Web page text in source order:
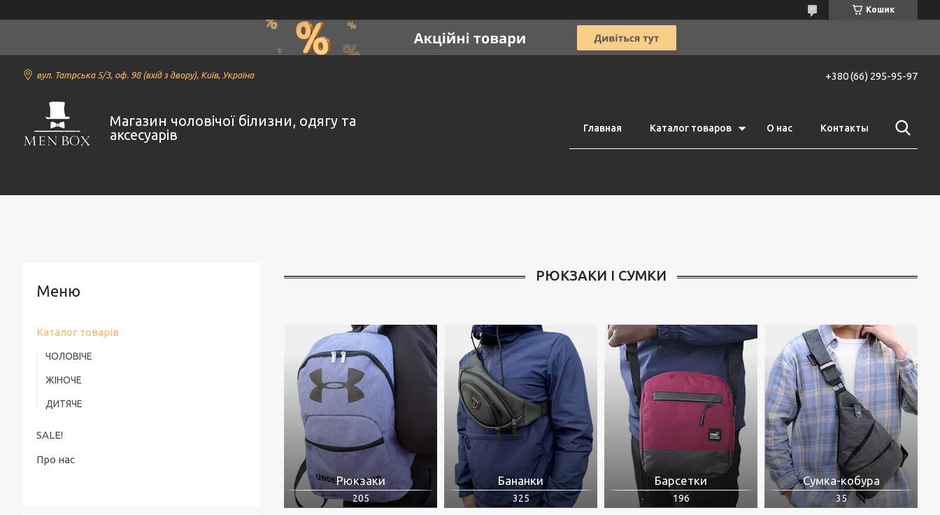
Кошик
вул. Татрська 5/3, оф. 98 (вхід з двору), Київ, Україна +380 (66) 295-95-97
Магазин чоловічої білизни, одягу та
аксесуарів
Главная Каталог товаров О нас Контакты
РЮКЗАКИ І СУМКИ
Рюкзаки
205
Бананки
325
Барсетки
196
Сумка-кобура
35
Каталог товарів
ЧОЛОВІЧЕ
ЖІНОЧЕ
ДИТЯЧЕ
SALE!
Про нас